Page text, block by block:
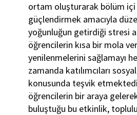
ortam oluşturarak bölüm
güçlendirmek amacıyla
yoğunluğun getirdiği stresi
öğrencilerin kısa bir mola
yenilenmelerini sağlamayı
zamanda katılımcıları
konusunda teşvik
öğrencilerin bir araya
buluştuğu bu etkinlik,